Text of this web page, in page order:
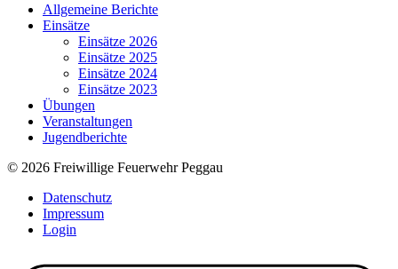
Allgemeine Berichte
Einsätze
Einsätze 2026
Einsätze 2025
Einsätze 2024
Einsätze 2023
Übungen
Veranstaltungen
Jugendberichte
© 2026 Freiwillige Feuerwehr Peggau
Datenschutz
Impressum
Login